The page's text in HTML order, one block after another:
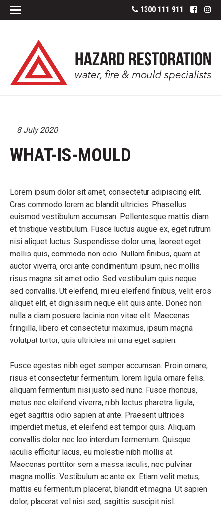
1300 111 911
8 July 2020
WHAT-IS-MOULD
Lorem ipsum dolor sit amet, consectetur adipiscing elit.
Cras commodo lorem ac blandit ultricies. Phasellus
euismod vestibulum accumsan. Pellentesque mattis diam
et tristique vestibulum. Fusce luctus augue ex, eget rutrum
nisi aliquet luctus. Suspendisse dolor urna, laoreet eget
mollis quis, commodo non odio. Nullam finibus, quam at
auctor viverra, orci ante condimentum ipsum, nec mollis
risus magna sit amet odio. Sed vestibulum quis neque
sed convallis. Ut eleifend, mi eu eleifend finibus, velit eros
aliquet elit, et dignissim neque elit quis ante. Donec non
nulla a diam posuere lacinia non vitae elit. Maecenas
fringilla, libero et consectetur maximus, ipsum magna
volutpat tortor, quis ultricies mi urna eget sapien.
Fusce egestas nibh eget semper accumsan. Proin ornare,
risus et consectetur fermentum, lorem ligula ornare felis,
aliquam fermentum nisi justo sed nunc. Fusce rhoncus,
metus nec eleifend viverra, nibh lectus pharetra ligula,
eget sagittis odio sapien at ante. Praesent ultrices
imperdiet metus, et eleifend est tempor quis. Aliquam
convallis dolor nec leo interdum fermentum. Quisque
iaculis efficitur lacus, eu molestie nibh mollis at.
Maecenas porttitor sem a massa iaculis, nec pulvinar
magna mollis. Vestibulum ac ante ex. Etiam velit metus,
mattis eu fermentum placerat, blandit et magna. Ut sapien
dolor, placerat vel nisi sed, sagittis suscipit nisl.